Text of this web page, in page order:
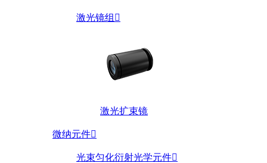
激光镜组 
激光扩束镜
微纳元件
光束匀化衍射光学元件